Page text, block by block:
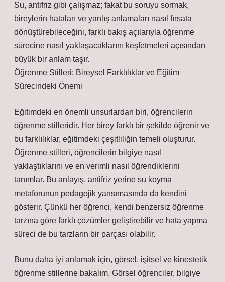
Su, antifriz gibi çalışmaz; fakat bu soruyu sormak,
bireylerin hataları ve yanlış anlamaları nasıl fırsata
dönüştürebileceğini, farklı bakış açılarıyla öğrenme
sürecine nasıl yaklaşacaklarını keşfetmeleri açısından
büyük bir anlam taşır.
Öğrenme Stilleri: Bireysel Farklılıklar ve Eğitim
Sürecindeki Önemi
Eğitimdeki en önemli unsurlardan biri, öğrencilerin
öğrenme stilleridir. Her birey farklı bir şekilde öğrenir ve
bu farklılıklar, eğitimdeki çeşitliliğin temeli oluşturur.
Öğrenme stilleri, öğrencilerin bilgiye nasıl
yaklaştıklarını ve en verimli nasıl öğrendiklerini
tanımlar. Bu anlayış, antifriz yerine su koyma
metaforunun pedagojik yansımasında da kendini
gösterir. Çünkü her öğrenci, kendi benzersiz öğrenme
tarzına göre farklı çözümler geliştirebilir ve hata yapma
süreci de bu tarzların bir parçası olabilir.
Bunu daha iyi anlamak için, görsel, işitsel ve kinestetik
öğrenme stillerine bakalım. Görsel öğrenciler, bilgiye